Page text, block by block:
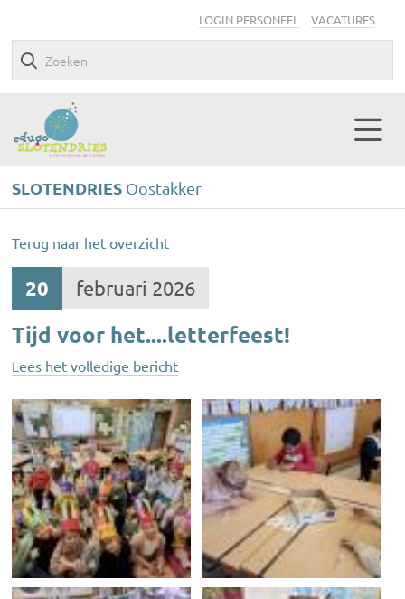
LOGIN PERSONEEL VACATURES
SLOTENDRIES Oostakker
Terug naar het overzicht
20 februari 2026
Tijd voor het....letterfeest!
Lees het volledige bericht